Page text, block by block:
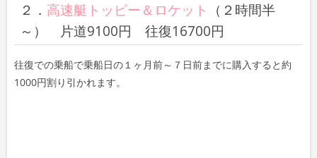
２． 高速艇トッピー＆ロケット
（２時間半
～） 片道9100円 往復16700円
往復での乗船で乗船日の１ヶ月前～７日前までに購入すると約
1000円割り引かれます。